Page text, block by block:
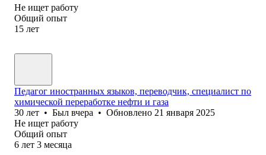
Не ищет работу
Общий опыт
15 лет
Педагог иностранных языков, переводчик, специалист по
химической переработке нефти и газа
30 лет • Был вчера • Обновлено 21 января 2025
Не ищет работу
Общий опыт
6 лет 3 месяца